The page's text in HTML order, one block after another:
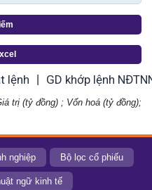
lệnh GD khớp lệnh
trị (tỷ đồng) ; Vốn hoá (tỷ đồng);
nghiệp Bộ lọc cổ phiếu
ngữ kinh tế